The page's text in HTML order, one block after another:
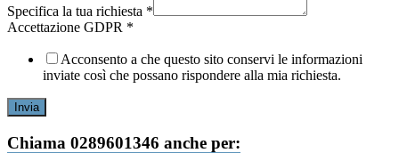
possiamo
Specifica la tua richiesta *
Accettazione GDPR *
Acconsento a che questo sito conservi le informazioni
inviate così che possano rispondere alla mia richiesta.
Invia
Chiama 0289601346 anche per: